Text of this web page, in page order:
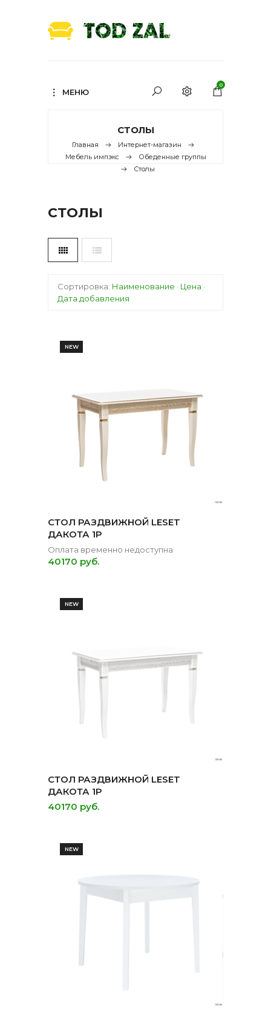
МЕНЮ
0
СТОЛЫ
Главная
Интернет-магазин
Мебель импэкс
Обеденные группы
Столы
СТОЛЫ
Сортировка: Наименование · Цена ·
Дата добавления
NEW
СТОЛ РАЗДВИЖНОЙ LESET
ДАКОТА 1Р
Оплата временно недоступна
40170 руб.
NEW
СТОЛ РАЗДВИЖНОЙ LESET
ДАКОТА 1Р
40170 руб.
NEW